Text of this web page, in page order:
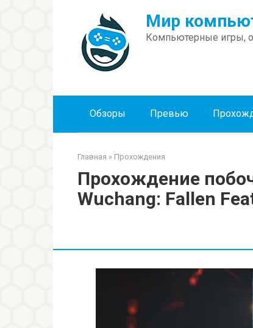
Мир
Компьютерные игры,
Обзоры Превью
Главная » Прохождения
Прохождение
Wuchang: Fallen